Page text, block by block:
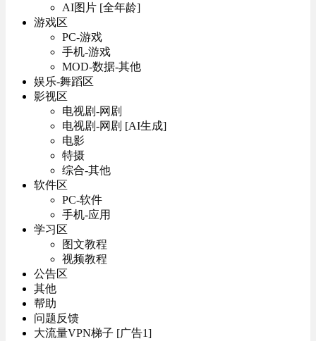
AI图片 [全年龄]
游戏区
PC-游戏
手机-游戏
MOD-数据-其他
娱乐-舞蹈区
影视区
电视剧-网剧
电视剧-网剧 [AI生成]
电影
特摄
综合-其他
软件区
PC-软件
手机-应用
学习区
图文教程
视频教程
公告区
其他
帮助
问题反馈
大流量VPN梯子 [广告1]